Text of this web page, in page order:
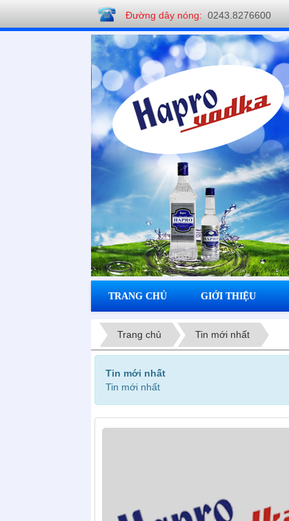
Đường dây nóng: 0243.8276600
Công ty CP Rượu Hapro
TRANG CHỦ GIỚI THIỆU
Trang chủ Tin mới nhất
Tin mới nhất
Tin mới nhất